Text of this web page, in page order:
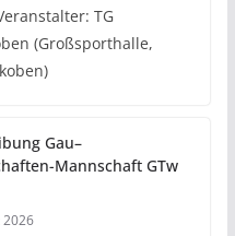
TG
(Großsporthalle,
Gau–
Mannschaft GTw
2026